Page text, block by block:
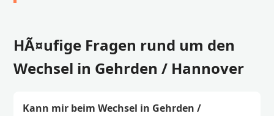
HÃ¤ufige Fragen rund um den
Wechsel in Gehrden / Hannover
Kann mir beim Wechsel in Gehrden /